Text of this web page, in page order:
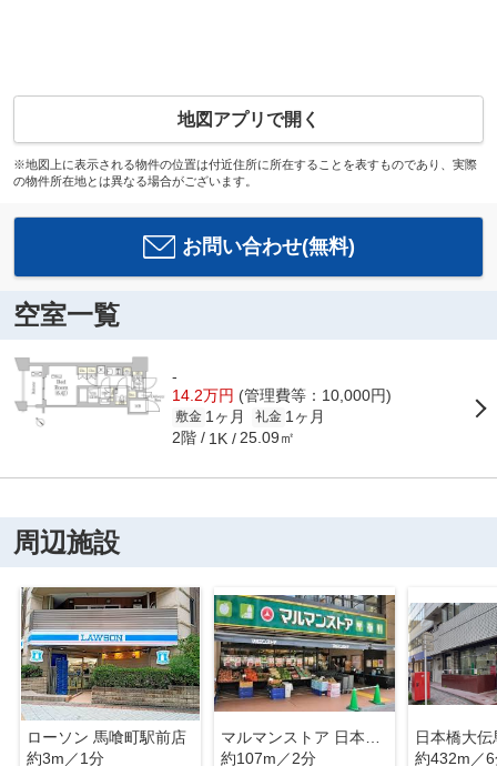
地図アプリで開く
※地図上に表示される物件の位置は付近住所に所在することを表すものであり、実際
の物件所在地とは異なる場合がございます。
お問い合わせ(無料)
空室一覧
-
14.2万円 (管理費等：10,000円)
敷金 1ヶ月 礼金 1ヶ月
2階 1K 25.09㎡
周辺施設
ローソン 馬喰町駅前店
約3m／1分
約107m／2分
日本橋大
約432m／